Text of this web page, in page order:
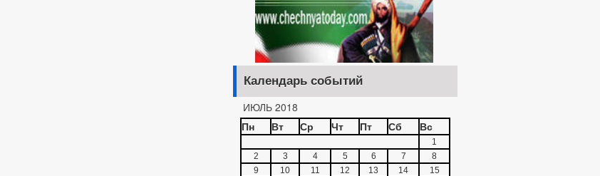
Календарь событий
ИЮЛЬ 2018
Пн
Вт Ср Чт Пт Сб Вс
1
2
3 4 5 6 7
8
9
10 11 12 13 14
15